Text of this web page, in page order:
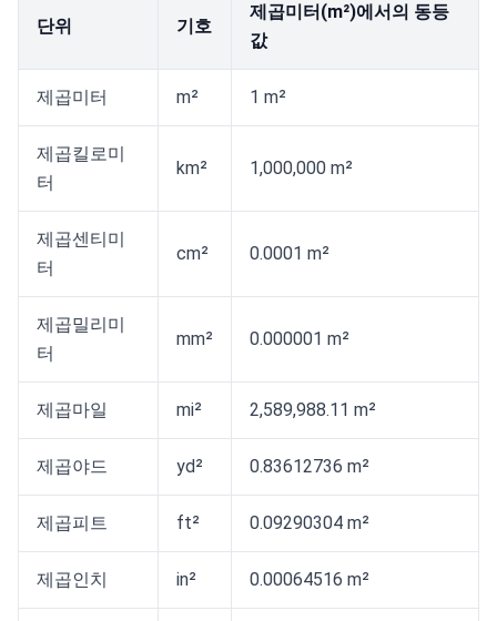
단위 기호
제곱미터(m²)에서의 동등
값
제곱미터 m² 1 m²
제곱킬로미
터
km² 1,000,000 m²
제곱센티미
터
cm² 0.0001 m²
제곱밀리미
터
mm² 0.000001 m²
제곱마일 mi² 2,589,988.11 m²
제곱야드 yd² 0.83612736 m²
제곱피트 ft² 0.09290304 m²
제곱인치 in² 0.00064516 m²